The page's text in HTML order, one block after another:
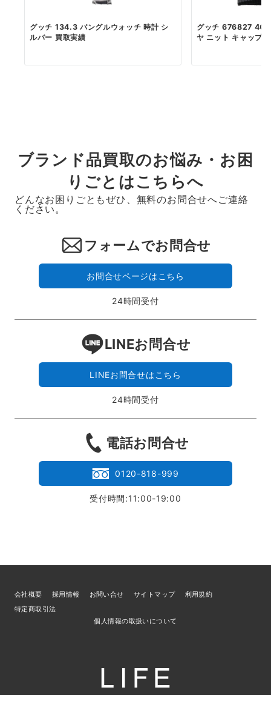
グッチ 134.3 バングルウォッチ 時計 シ
ルバー 買取実績
グッチ 676827
ヤ ニット キャップ
ブランド品買取のお悩み・お困
りごとはこちらへ
どんなお困りごともぜひ、無料のお問合せへご連絡
ください。
フォームでお問合せ
お問合せページはこちら
24時間受付
LINEお問合せ
LINEお問合せはこちら
24時間受付
電話お問合せ
0120-818-999
受付時間:11:00-19:00
会社概要 採用情報 お問い合せ サイトマップ
利用規約
特定商取引法
個人情報の取扱いについて